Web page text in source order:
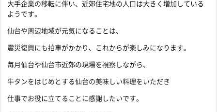
大手企業の移転に伴い、近郊住宅地の人口は大きく増加している
ようです。
仙台や周辺地域が元気になることは、
震災復興にも拍車がかかり、これからが楽しみになります。
毎月仙台や仙台市近郊の現場を視察しながら、
牛タンをはじめとする仙台の美味しい料理をいただき
仕事でお役に立てることに感謝したいです。